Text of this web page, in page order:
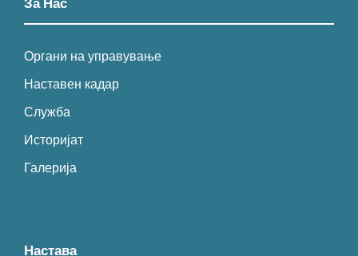
Органи на управување
Наставен кадар
Служба
Историјат
Галерија
Настава